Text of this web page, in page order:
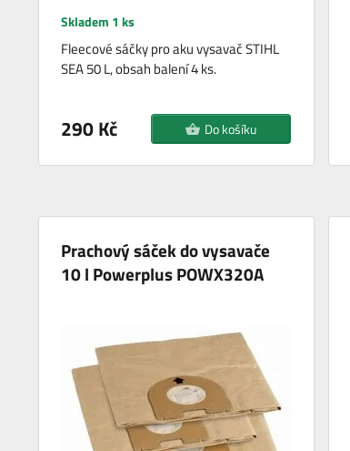
Skladem 1 ks
Fleecové sáčky pro aku vysavač STIHL
SEA 50 L, obsah balení 4 ks.
290 Kč Do košíku
Prachový sáček do vysavače
10 l Powerplus POWX320A